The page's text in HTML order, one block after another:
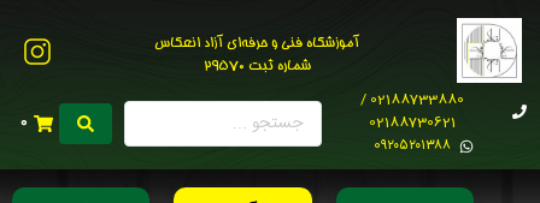
آموزشگاه فنی و حرفه‌ای آزاد انعکاس
شماره ثبت 29570
02188733880 /
02188730621
0۹۲۰۵۲۰۱۳۸۸
0